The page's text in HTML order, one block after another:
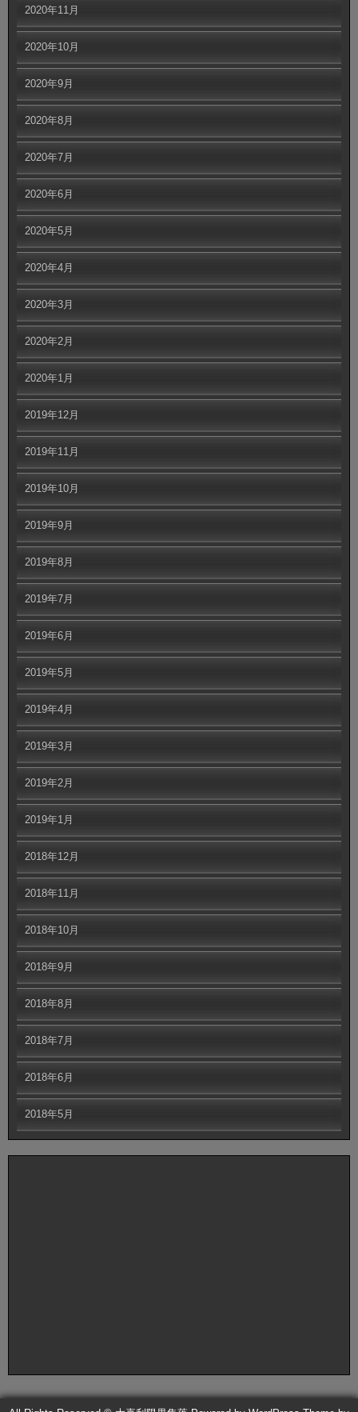
2020年11月
2020年10月
2020年9月
2020年8月
2020年7月
2020年6月
2020年5月
2020年4月
2020年3月
2020年2月
2020年1月
2019年12月
2019年11月
2019年10月
2019年9月
2019年8月
2019年7月
2019年6月
2019年5月
2019年4月
2019年3月
2019年2月
2019年1月
2018年12月
2018年11月
2018年10月
2018年9月
2018年8月
2018年7月
2018年6月
2018年5月